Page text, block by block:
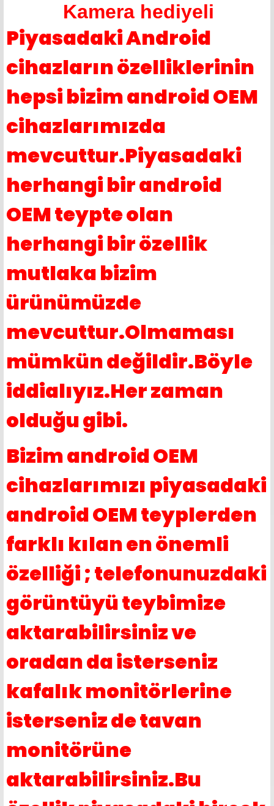
Kamera hediyeli
Piyasadaki Android
cihazların özelliklerinin
hepsi bizim android OEM
cihazlarımızda
mevcuttur.Piyasadaki
herhangi bir android
OEM teypte olan
herhangi bir özellik
mutlaka bizim
ürünümüzde
mevcuttur.Olmaması
mümkün değildir.Böyle
iddialıyız.Her zaman
olduğu gibi.
Bizim android OEM
cihazlarımızı piyasadaki
android OEM teyplerden
farklı kılan en önemli
özelliği ; telefonunuzdaki
görüntüyü teybimize
aktarabilirsiniz ve
oradan da isterseniz
kafalık monitörlerine
isterseniz de tavan
monitörüne
aktarabilirsiniz.Bu